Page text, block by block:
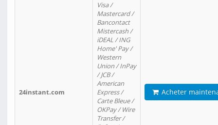
24instant.com
Visa /
Mastercard /
Bancontact
Mistercash /
iDEAL / ING
Home' Pay /
Western
Union / InPay
/ JCB /
American
Express /
Carte Bleue /
OKPay / Wire
Transfer /
Acheter